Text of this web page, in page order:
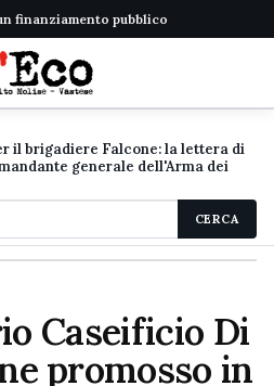
finanziamento pubblico
il brigadiere Falcone: la lettera di
generale dell'Arma dei
CERCA
Caseificio Di
promosso in